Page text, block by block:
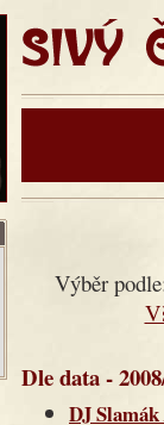
SIVÝ
Výběr
Dle data -
DJ